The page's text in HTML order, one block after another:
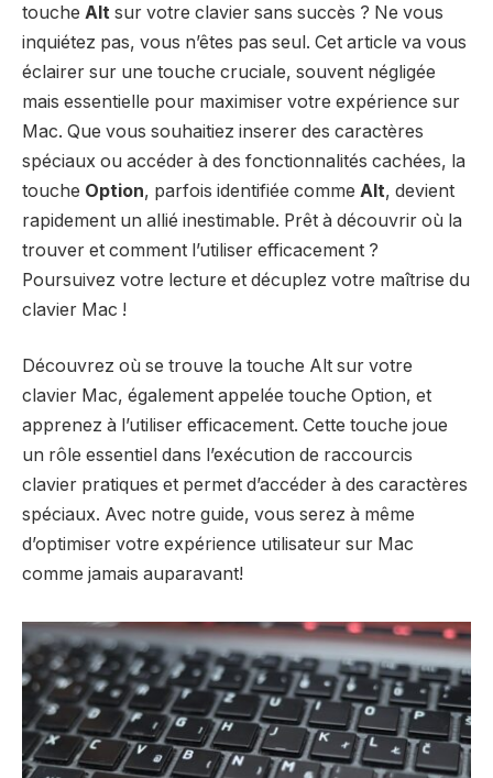
touche Alt sur votre clavier sans succès ? Ne vous
inquiétez pas, vous n’êtes pas seul. Cet article va vous
éclairer sur une touche cruciale, souvent négligée
mais essentielle pour maximiser votre expérience sur
Mac. Que vous souhaitiez inserer des caractères
spéciaux ou accéder à des fonctionnalités cachées, la
touche Option, parfois identifiée comme Alt, devient
rapidement un allié inestimable. Prêt à découvrir où la
trouver et comment l’utiliser efficacement ?
Poursuivez votre lecture et décuplez votre maîtrise du
clavier Mac !
Découvrez où se trouve la touche Alt sur votre
clavier Mac, également appelée touche Option, et
apprenez à l’utiliser efficacement. Cette touche joue
un rôle essentiel dans l’exécution de raccourcis
clavier pratiques et permet d’accéder à des caractères
spéciaux. Avec notre guide, vous serez à même
d’optimiser votre expérience utilisateur sur Mac
comme jamais auparavant!